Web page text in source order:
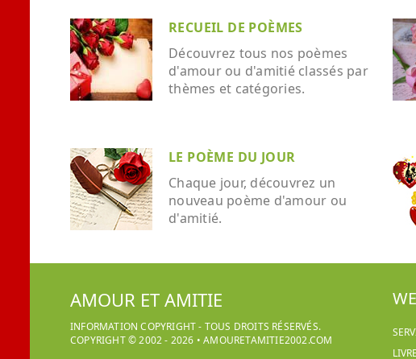
RECUEIL DE POÈMES
Découvrez tous nos poèmes
d'amour ou d'amitié classés par
thèmes et catégories.
LE POÈME DU JOUR
Chaque jour, découvrez un
nouveau poème d'amour ou
d'amitié.
AMOUR ET AMITIE
INFORMATION COPYRIGHT - TOUS DROITS RÉSERVÉS.
COPYRIGHT © 2002 - 2026 •AMOURETAMITIE2002.COM